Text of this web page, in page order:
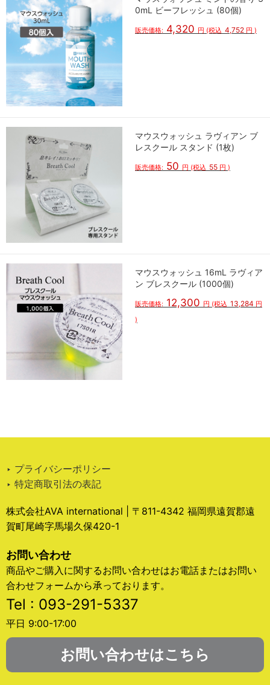
0mL ビーフレッシュ (80個)
販売価格: 4,320 円 (税込 4,752 円 )
マウスウォッシュ ラヴィアン ブ
レスクール スタンド (1枚)
販売価格: 50 円 (税込 55 円 )
マウスウォッシュ 16mL ラヴィア
ン ブレスクール (1000個)
販売価格: 12,300 円 (税込 13,284 円
)
‣ プライバシーポリシー
‣ 特定商取引法の表記
株式会社AVA international | 〒811-4342 福岡県遠賀郡遠
賀町尾崎字馬場久保420-1
お問い合わせ
商品やご購入に関するお問い合わせはお電話またはお問い
合わせフォームから承っております。
Tel : 093-291-5337
平日 9:00-17:00
お問い合わせはこちら